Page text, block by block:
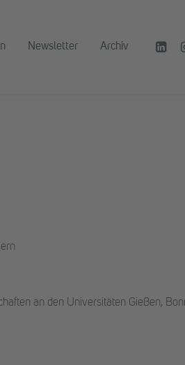
Newsletter Archiv
an den Universitäten Gießen,